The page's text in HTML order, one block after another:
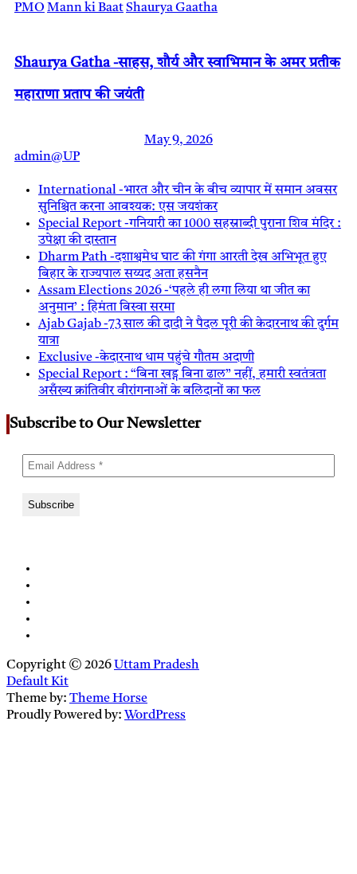
PMO Mann ki BaatShaurya Gaatha
Shaurya Gatha -साहस, शौर्य और स्वाभिमान के अमर प्रतीक
महाराणा प्रताप की जयंती
May 9, 2026
admin@UP
International -भारत और चीन के बीच व्यापार में समान अवसर
सुनिश्चित करना आवश्यक: एस जयशंकर
Special Report -गनियारी का 1000 सहस्राब्दी पुराना शिव मंदिर :
उपेक्षा की दास्तान
Dharm Path -दशाश्वमेध घाट की गंगा आरती देख अभिभूत हुए
बिहार के राज्यपाल सय्यद अता हसनैन
Assam Elections 2026 -‘पहले ही लगा लिया था जीत का
अनुमान’ : हिमंता बिस्वा सरमा
Ajab Gajab -73 साल की दादी ने पैदल पूरी की केदारनाथ की दुर्गम
यात्रा
Exclusive -केदारनाथ धाम पहुंचे गौतम अदाणी
Special Report : “बिना खड्ग बिना ढाल” नहीं, हमारी स्वतंत्रता
असँख्य क्रांतिवीर वीरांगनाओं के बलिदानों का फल
Subscribe to Our Newsletter
Copyright © 2026 Uttam Pradesh
Default Kit
Theme by: Theme Horse
Proudly Powered by: WordPress